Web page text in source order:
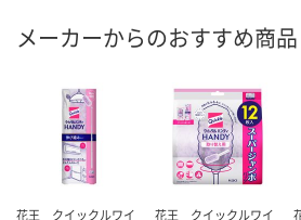
メーカーからのおすすめ商品
花王 クイックルワイ
花王 クイックルワイ